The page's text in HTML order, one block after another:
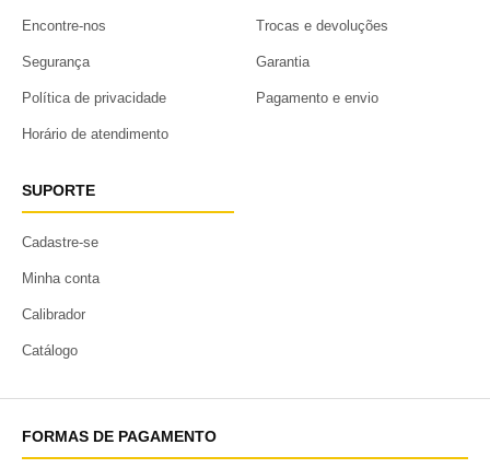
Encontre-nos
Segurança
Política de privacidade
Horário de atendimento
Trocas e devoluções
Garantia
Pagamento e envio
SUPORTE
Cadastre-se
Minha conta
Calibrador
Catálogo
FORMAS DE PAGAMENTO